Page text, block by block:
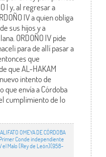
I y, al regresar a
IV a quien obliga
sus hijos y a
ORDOÑO IV pide
para de allí pasar a
que
que AL-HAKAM
intento de
que envía a Córdoba
cumplimiento de lo
OMEYA DE CÓRDOBA
Conde independiente
el Malo (Rey de León)(958-